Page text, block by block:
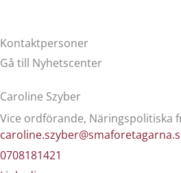
Kontaktpersoner
Gå till Nyhetscenter
Caroline Szyber
Vice ordförande, Näringspolitiska
0708181421